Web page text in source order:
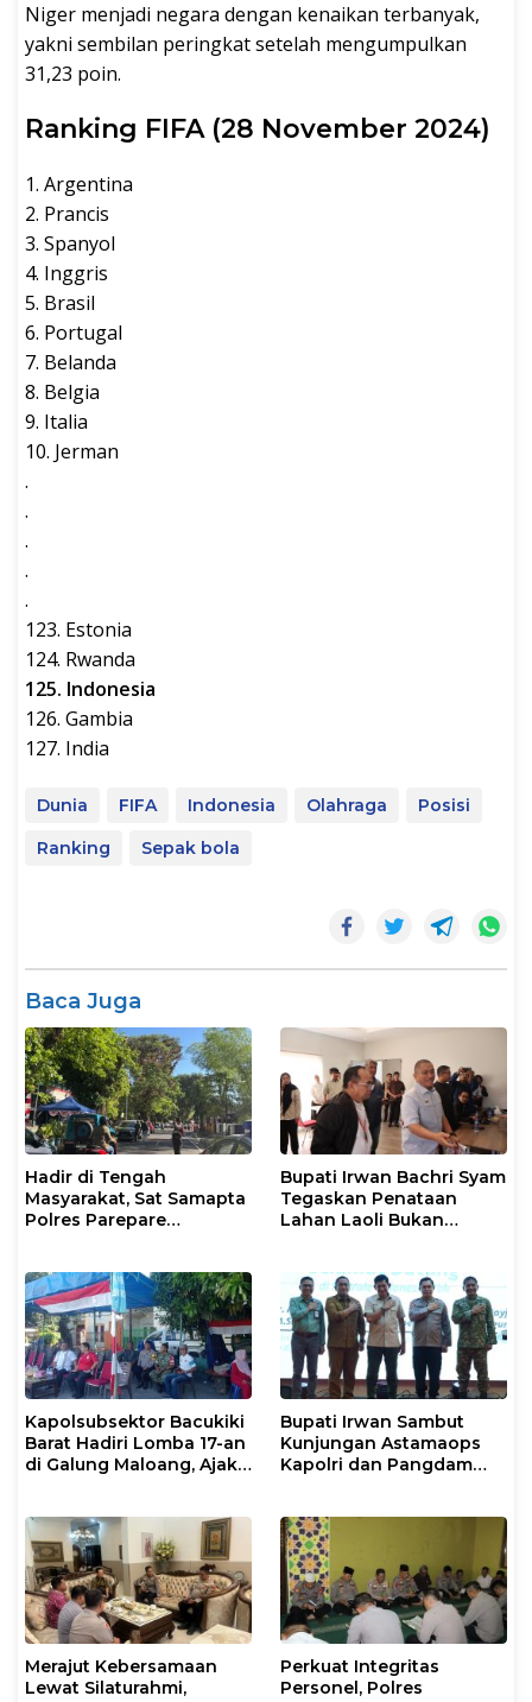
Niger menjadi negara dengan kenaikan terbanyak,
yakni sembilan peringkat setelah mengumpulkan
31,23 poin.
Ranking FIFA (28 November 2024)
1. Argentina
2. Prancis
3. Spanyol
4. Inggris
5. Brasil
6. Portugal
7. Belanda
8. Belgia
9. Italia
10. Jerman
.
.
.
.
.
123. Estonia
124. Rwanda
125. Indonesia
126. Gambia
127. India
Dunia FIFA Indonesia Olahraga
Posisi
Ranking
Sepak bola
Baca Juga
Hadir di Tengah
Masyarakat, Sat Samapta
Polres Parepare
Bupati Irwan Bachri Syam
Tegaskan Penataan
Lahan Laoli Bukan
Kapolsubsektor Bacukiki
Barat Hadiri Lomba 17-an
di Galung Maloang, Ajak
Bupati Irwan Sambut
Kunjungan Astamaops
Kapolri dan Pangdam
Merajut Kebersamaan
Lewat Silaturahmi,
Perkuat Integritas
Personel, Polres